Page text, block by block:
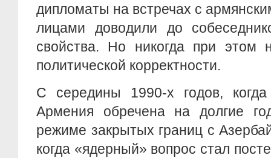
дипломаты на встречах с
лицами доводили до
свойства. Но никогда при этом
политической корректности.
С середины 1990-х годов,
Армения обречена на долгие
режиме закрытых границ с
когда «ядерный» вопрос стал